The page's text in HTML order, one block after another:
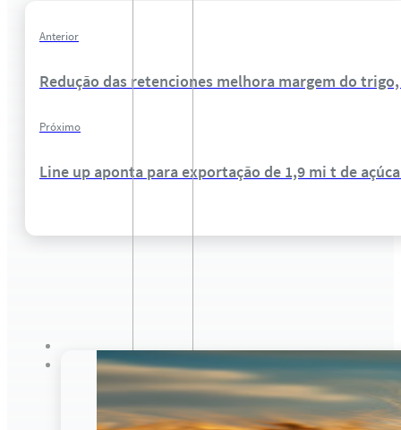
Anterior
Redução das retenciones melhora margem do
Próximo
Line up aponta para exportação de 1,9 mi t de